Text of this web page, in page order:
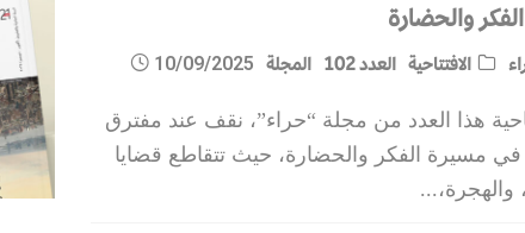
والحضارة
الافتتاحية العدد 102 المجلة 10/09/2025
هذا العدد من مجلة “حراء”، نقف عند مفترق
مسيرة الفكر والحضارة، حيث تتقاطع قضايا
والهجرة، ...